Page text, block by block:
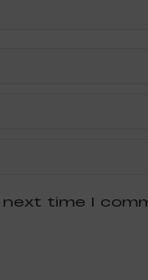
time I